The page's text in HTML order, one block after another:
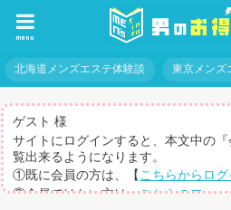
menu
北海道メンズエステ体験談 東京メンズ
ゲスト 様
サイトにログインすると、本文中の
覧出来るようになります。
①既に会員の方は、【 こちらからログ
②会員ではない方は、こちらのフォー